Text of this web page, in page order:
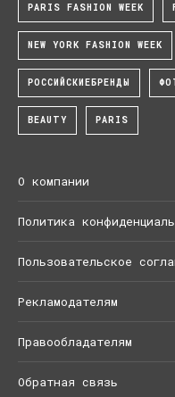
PARIS FASHION WEEK
NEW YORK FASHION WEEK
РОССИЙСКИЕБРЕНДЫ
BEAUTY PARIS
О компании
Политика
Пользовательское
Рекламодателям
Правообладателям
Обратная связь